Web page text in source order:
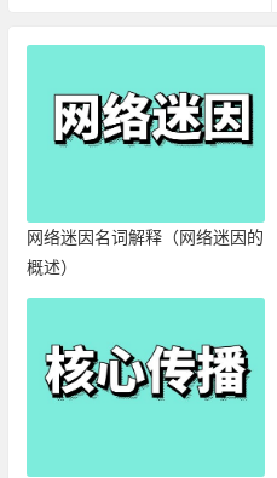
网络迷因名词解释（网络迷因的
概述）